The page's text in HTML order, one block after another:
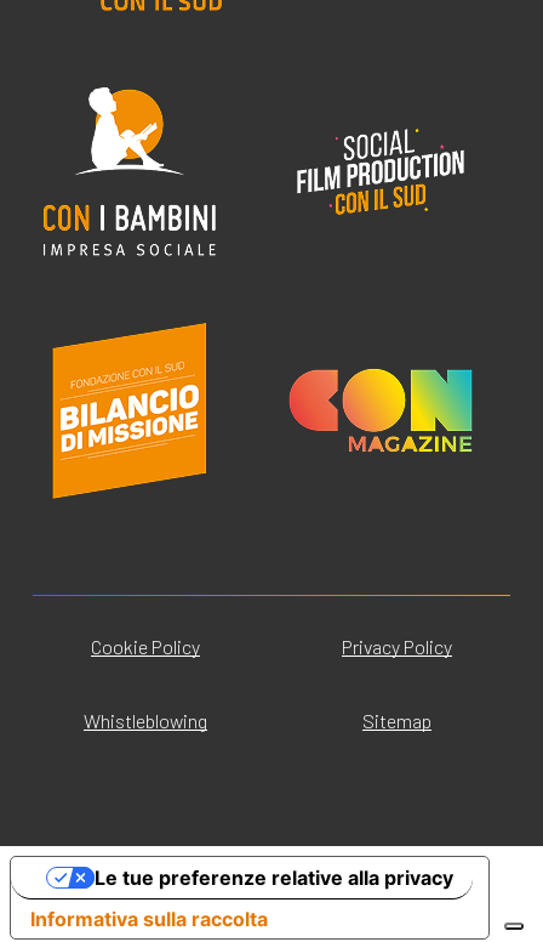
Cookie Policy Privacy Policy
Whistleblowing Sitemap
Informativa sulla raccolta
Le tue preferenze relative alla privacy